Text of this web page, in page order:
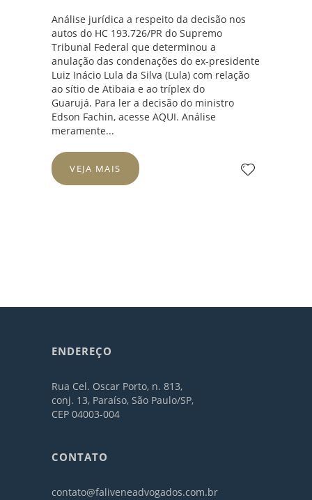
Análise jurídica a respeito da decisão nos
autos do HC 193.726/PR do Supremo
Tribunal Federal que determinou a
anulação das condenações do ex-presidente
Luiz Inácio Lula da Silva (Lula) com relação
ao sítio de Atibaia e ao tríplex do
Guarujá. Para ler a decisão do ministro
Edson Fachin, acesse AQUI. Análise
meramente...
VEJA MAIS
ENDEREÇO
Rua Cel. Oscar Porto, n. 813,
conj. 13, Paraíso, São Paulo/SP,
CEP 04003-004
CONTATO
contato@faliveneadvogados.com.br